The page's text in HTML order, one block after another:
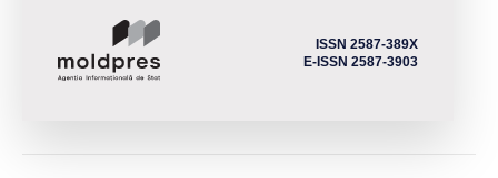
ISSN 2587-389X
E-ISSN 2587-3903